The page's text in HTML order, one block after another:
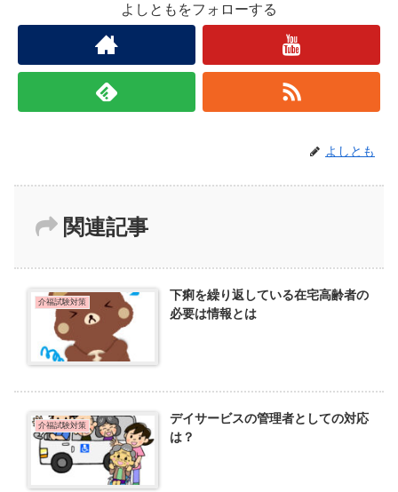
よしともをフォローする
よしとも
関連記事
介福試験対策
下痢を繰り返している在宅高齢者の
必要は情報とは
介福試験対策
デイサービスの管理者としての対応
は？